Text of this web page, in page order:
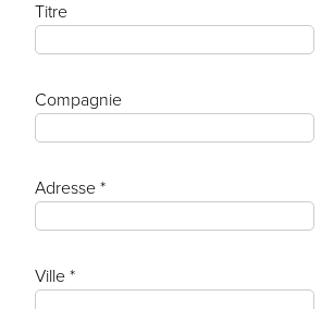
Titre
Compagnie
Adresse *
Ville *